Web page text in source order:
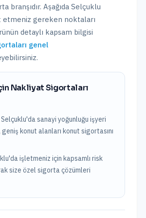
branşıdır. Aşağıda Selçuklu
etmeniz gereken noktaları
detaylı kapsam bilgisi
genel
Nakliyat Sigortaları
Selçuklu'da sanayi yoğunluğu işyeri
geniş konut alanları konut sigortasını
'da işletmeniz için kapsamlı risk
size özel sigorta çözümleri